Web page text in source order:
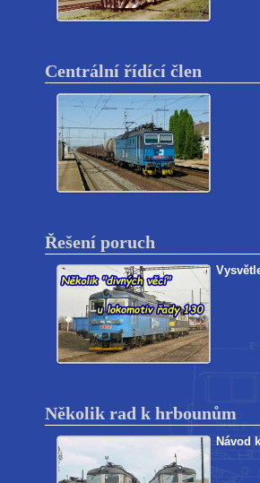
Centrální řídící člen
Řešení poruch
Několik rad k hrbounům
Návod